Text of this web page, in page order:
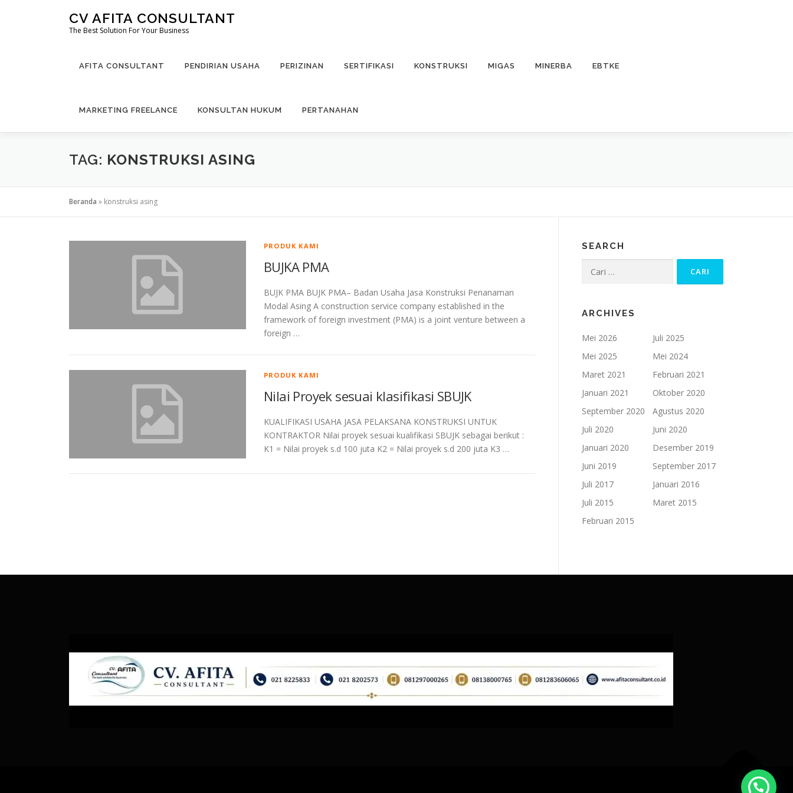
CV AFITA CONSULTANT
The Best Solution For Your Business
AFITA CONSULTANT PENDIRIAN USAHA PERIZINAN SERTIFIKASI KONSTRUKSI MIGAS MINERBA EBTKE
MARKETING FREELANCE KONSULTAN HUKUM PERTANAHAN
TAG: KONSTRUKSI ASING
Beranda » konstruksi asing
PRODUK KAMI
BUJKA PMA
BUJK PMA BUJK PMA– Badan Usaha Jasa Konstruksi Penanaman
Modal Asing A construction service company established in the
framework of foreign investment (PMA) is a joint venture between a
foreign …
PRODUK KAMI
Nilai Proyek sesuai klasifikasi SBUJK
KUALIFIKASI USAHA JASA PELAKSANA KONSTRUKSI UNTUK
KONTRAKTOR Nilai proyek sesuai kualifikasi SBUJK sebagai berikut :
K1 = Nilai proyek s.d 100 juta K2 = Nilai proyek s.d 200 juta K3 …
SEARCH
untuk:
ARCHIVES
Mei 2026
Juli 2025
Mei 2025
Mei 2024
Maret 2021
Februari 2021
Januari 2021
Oktober 2020
September 2020
Agustus 2020
Juli 2020
Juni 2020
Januari 2020
Desember 2019
Juni 2019
September 2017
Juli 2017
Januari 2016
Juli 2015
Maret 2015
Februari 2015